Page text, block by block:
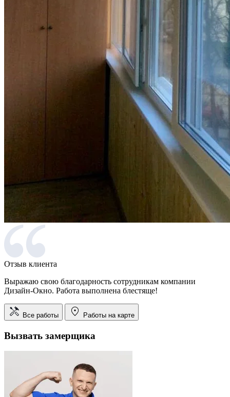
Отзыв клиента
Выражаю свою благодарность сотрудникам компании
Дизайн-Окно. Работа выполнена блестяще!
Все работы Работы на карте
Вызвать замерщика